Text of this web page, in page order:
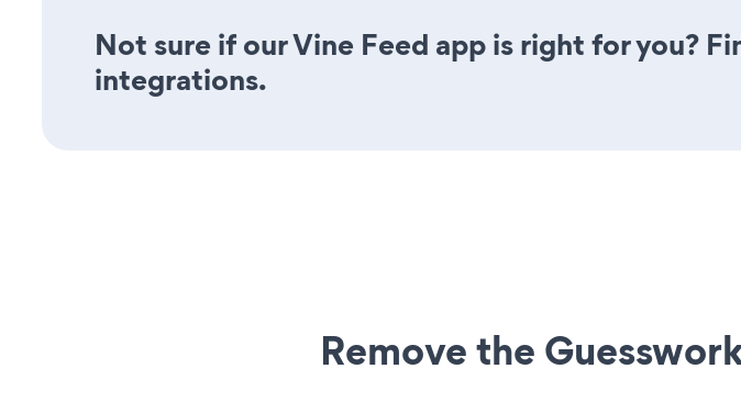
Not sure if our Vine Feed app is right for you?
integrations.
Remove the